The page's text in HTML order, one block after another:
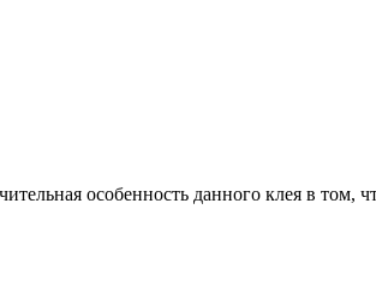
особенность данного клея в том,